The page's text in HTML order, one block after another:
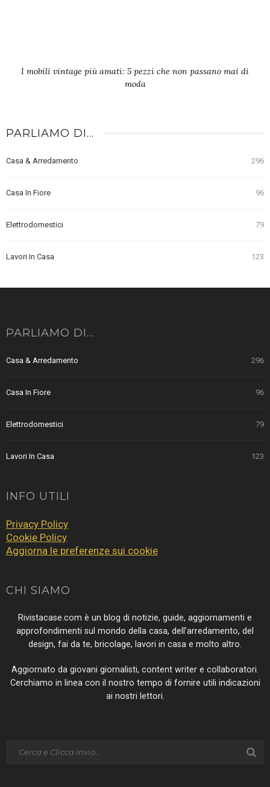
I mobili vintage più amati: 5 pezzi che non passano mai di
moda
PARLIAMO DI…
Casa & Arredamento 296
Casa In Fiore 96
Elettrodomestici 79
Lavori In Casa 123
PARLIAMO DI…
Casa & Arredamento 296
Casa In Fiore 96
Elettrodomestici 79
Lavori In Casa 123
INFO UTILI
Privacy Policy
Cookie Policy
Aggiorna le preferenze sui cookie
CHI SIAMO
Rivistacase.com è un blog di notizie, guide, aggiornamenti e
approfondimenti sul mondo della casa, dell’arredamento, del
design, fai da te, bricolage, lavori in casa e molto altro.
Aggiornato da giovani giornalisti, content writer e collaboratori.
Cerchiamo in linea con il nostro tempo di fornire utili indicazioni
ai nostri lettori.